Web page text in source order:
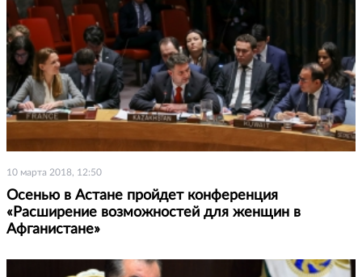
10 марта 2018, 12:50
Осенью в Астане пройдет конференция
«Расширение возможностей для женщин в
Афганистане»